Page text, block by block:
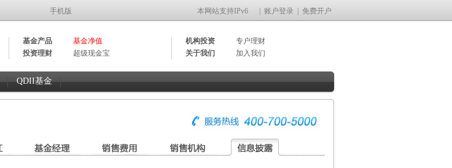
手机版 本网站支持IPv6 账户登录 免费开户
基金产品
基金净值
投资理财
超级现金宝
机构投资
专户理财
关于我们
加入我们
QDII基金